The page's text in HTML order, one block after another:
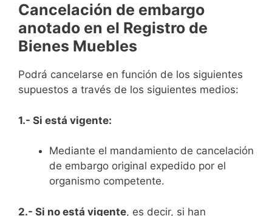
Cancelación de embargo
anotado en el Registro de
Bienes Muebles
Podrá cancelarse en función de los siguientes
supuestos a través de los siguientes medios:
1.- Si está vigente:
Mediante el mandamiento de cancelación
de embargo original expedido por el
organismo competente.
2.- Si no está vigente, es decir, si han